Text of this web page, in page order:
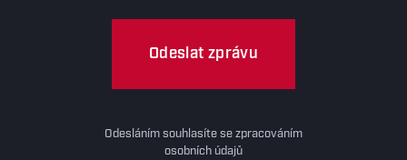
Odeslat zprávu
Odesláním souhlasíte se zpracováním
osobních údajů